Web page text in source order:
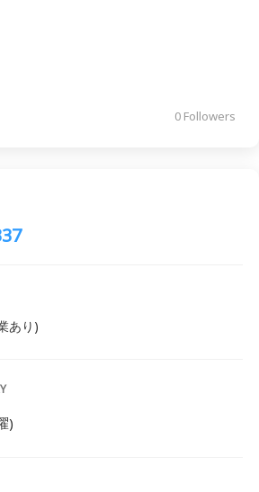
0 Followers
あり)
)